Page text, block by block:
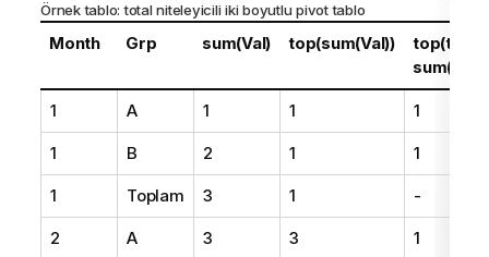
Örnek tablo:totalniteleyicili iki boyutlu pivot tablo
Month Grp sum(Val) top(sum(Val))
top(total
sum(Val))
1 A 1 1 1
1 B 2 1 1
1 Toplam 3 1 -
2 A 3 3 1